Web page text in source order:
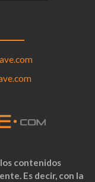
contenidos
Es decir, con la